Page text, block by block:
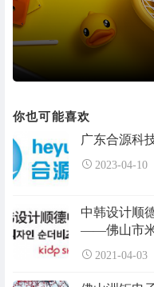
你也可能喜欢
广东合源科
2023-04-10
中韩设计顺
——佛山市米
2021-04-03